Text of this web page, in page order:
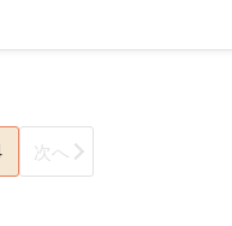
次へ